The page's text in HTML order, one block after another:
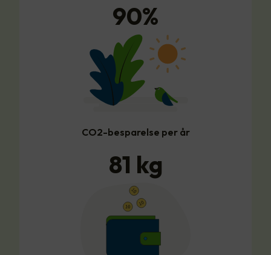
90%
CO2-besparelse per år
81 kg